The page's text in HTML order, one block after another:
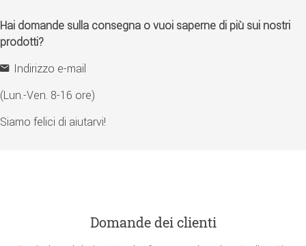
Hai domande sulla consegna o vuoi saperne di più sui nostri
prodotti?
Indirizzo e-mail
(Lun.-Ven. 8-16 ore)
Siamo felici di aiutarvi!
Domande dei clienti